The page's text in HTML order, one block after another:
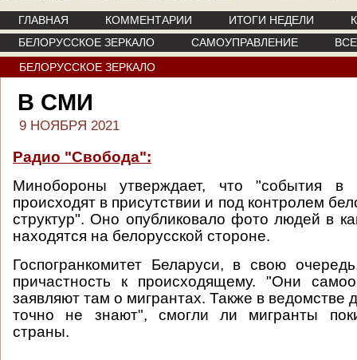
ГЛАВНАЯ КОММЕНТАРИИ ИТОГИ НЕДЕЛИ
БЕЛОРУССКОЕ ЗЕРКАЛО
САМОУПРАВЛЕНИЕ
БЕЛОРУССКОЕ ЗЕРКАЛО
В СМИ
9 НОЯБРЯ 2021
Радио "Свобода":
Минобороны утверждает, что "события в
происходят в присутствии и под контролем
структур". Оно опубликовало фото людей в
находятся на белорусской стороне.
Госпогранкомитет Беларуси, в свою
причастность к происходящему. "Они
заявляют там о мигрантах. Также в ведомстве
точно не знают", смогли ли мигранты
страны.